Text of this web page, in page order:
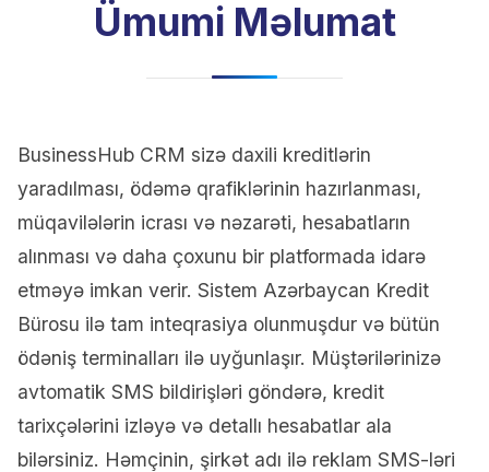
Ümumi Məlumat
BusinessHub CRM sizə daxili kreditlərin
yaradılması, ödəmə qrafiklərinin hazırlanması,
müqavilələrin icrası və nəzarəti, hesabatların
alınması və daha çoxunu bir platformada idarə
etməyə imkan verir. Sistem Azərbaycan Kredit
Bürosu ilə tam inteqrasiya olunmuşdur və bütün
ödəniş terminalları ilə uyğunlaşır. Müştərilərinizə
avtomatik SMS bildirişləri göndərə, kredit
tarixçələrini izləyə və detallı hesabatlar ala
bilərsiniz. Həmçinin, şirkət adı ilə reklam SMS-ləri